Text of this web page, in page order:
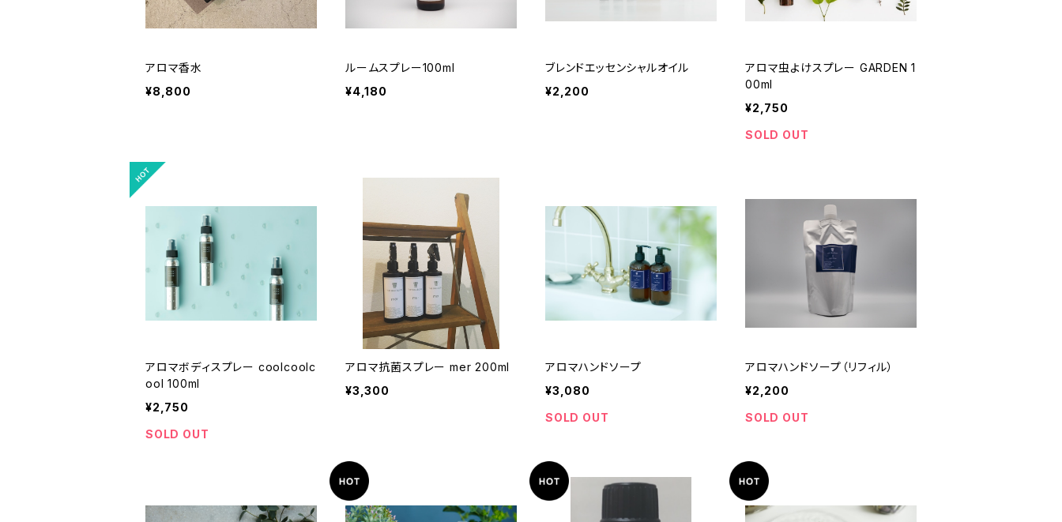
アロマ香水
¥8,800
ルームスプレー100ml
¥4,180
ブレンドエッセンシャルオイル
¥2,200
アロマ虫よけスプレー GARDEN 1
00ml
¥2,750
SOLD OUT
アロマボディスプレー coolcoolc
ool 100ml
¥2,750
SOLD OUT
アロマ抗菌スプレー mer 200ml
¥3,300
アロマハンドソープ
¥3,080
SOLD OUT
アロマハンドソープ（リフィル）
¥2,200
SOLD OUT